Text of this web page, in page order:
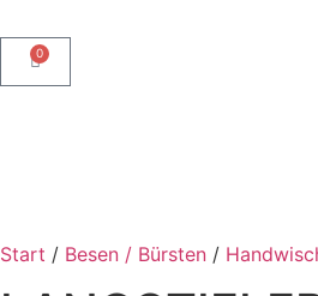
0
Start / Besen / Bürsten /